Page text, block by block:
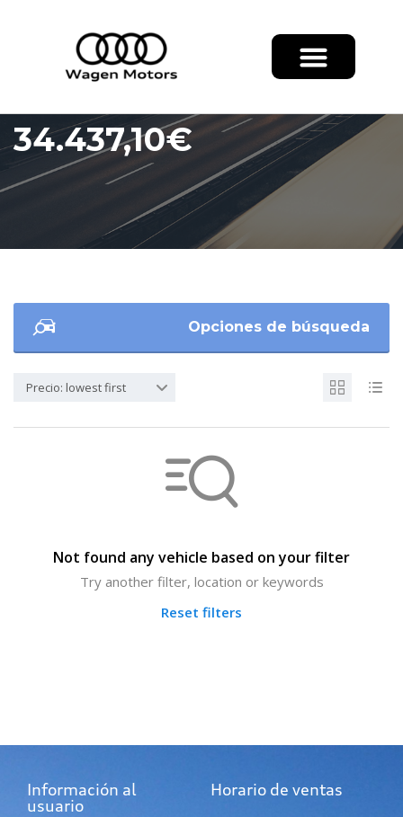
34.437,10€
Opciones de búsqueda
Precio: lowest first
Not found any vehicle based on your filter
Try another filter, location or keywords
Reset filters
Información al
usuario
Horario de ventas